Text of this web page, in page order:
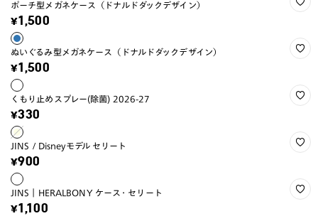
ポーチ型メガネケース（ドナルドダックデザイン）
¥1,500
ぬいぐるみ型メガネケース（ドナルドダックデザイン）
¥1,500
くもり止めスプレー(除菌) 2026-27
¥330
JINS / Disneyモデル セリート
¥900
JINS｜HERALBONY ケース・セリート
¥1,100